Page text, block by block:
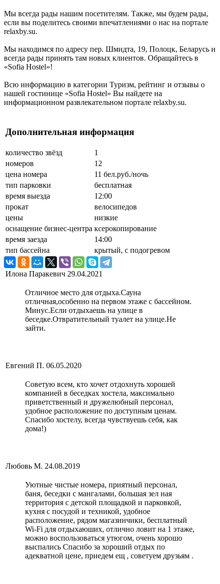
Мы всегда рады нашим посетителям. Также, мы будем рады,
если вы поделитесь своими впечатлениями о нас на портале
relaxby.su.
Мы находимся по адресу пер. Шмидта, 19, Полоцк, Беларусь и
всегда рады принять там новых клиентов. Обращайтесь в
«Sofia Hostel»!
Всю информацию в категории Туризм, рейтинг и отзывы о
нашей гостинице «Sofia Hostel» Вы найдете на
информационном развлекательном портале relaxby.su.
Дополнительная информация
количество звёзд
1
номеров
12
цена номера
11 бел.руб./ночь
тип парковки
бесплатная
время выезда
12:00
прокат
велосипедов
цены
низкие
оснащение бизнес-центра ксерокопирование
время заезда
14:00
тип бассейна
крытый, с подогревом
Илона Паракевич 29.04.2021
Отличное место для отдыха.Сауна
отличная,особенно на первом этаже с бассейном.
Минус.Если отдыхаешь на улице в
беседке.Отвратительный туалет на улице.Не
зайти.
Евгений П. 06.05.2020
Советую всем, кто хочет отдохнуть хорошей
компанией в беседках хостела, максимально
приветственный и дружелюбный персонал,
удобное расположение по доступным ценам.
Спасибо хостелу, всегда чувствуешь себя, как
дома!)
Любовь М. 24.08.2019
Уютные чистые номера, приятный персонал,
баня, беседки с мангалами, большая зел ная
территория с детской площадкой и парковкой,
кухня с посудой и техникой, удобное
расположение, рядом магазинчики, бесплатный
Wi-Fi для отдыхаюших, отлично ловит на 1 этаже,
можно воспользоваться утюгом, очень хорошо
выспались Спасибо за хороший отдых по
адекватной цене, приедем ещ , советуем друзьям .